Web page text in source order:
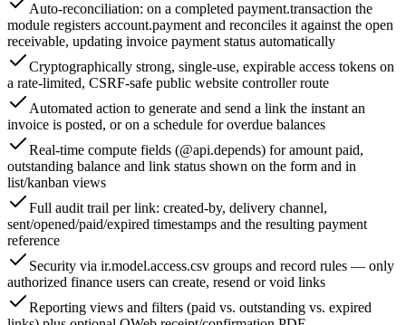
Auto-reconciliation: on a completed payment.transaction the
module registers account.payment and reconciles it against the open
receivable, updating invoice payment status automatically
Cryptographically strong, single-use, expirable access tokens on
a rate-limited, CSRF-safe public website controller route
Automated action to generate and send a link the instant an
invoice is posted, or on a schedule for overdue balances
Real-time compute fields (@api.depends) for amount paid,
outstanding balance and link status shown on the form and in
list/kanban views
Full audit trail per link: created-by, delivery channel,
sent/opened/paid/expired timestamps and the resulting payment
reference
Security via ir.model.access.csv groups and record rules — only
authorized finance users can create, resend or void links
Reporting views and filters (paid vs. outstanding vs. expired